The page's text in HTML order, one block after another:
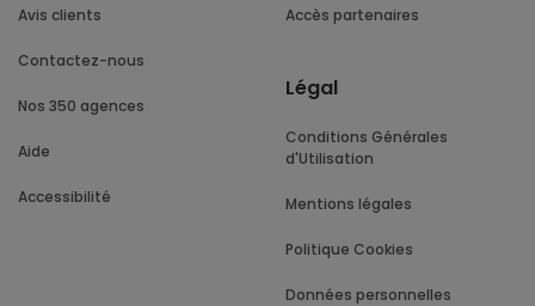
Avis clients
Contactez-nous
Nos 350 agences
Aide
Accessibilité
Accès partenaires
Légal
Conditions Générales
d'Utilisation
Mentions légales
Politique Cookies
Données personnelles